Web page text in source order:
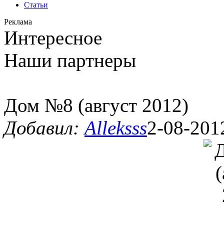
Статьи
Реклама
Интересное
Наши партнеры
Дом №8 (август 2012)
Добавил:Alleksss2-08-